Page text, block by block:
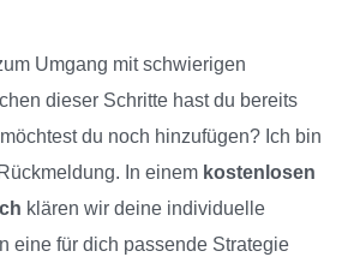
Umgang mit schwierigen
dieser Schritte hast du bereits
du noch hinzufügen? Ich bin
In einem kostenlosen
klären wir deine individuelle
eine für dich passende Strategie